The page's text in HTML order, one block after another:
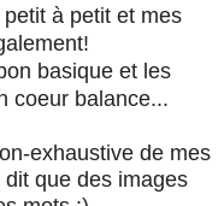
à petit et mes
basique et les
coeur balance...
exhaustive de mes
que des images